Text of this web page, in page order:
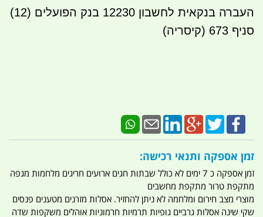
העברה בנקאית לחשבון 12230 בנק הפועלים (12)
סניף 673 (קיסריה)
זמן אספקה ותנאי רכישה:
זמן אספקה כ 7 ימים לא כולל שבתות חגים ארועים חריגים מלחמות מגפה
מתקפת טרור מתקפת מחשבים
מוצרי מצב חירום ומלחמה לא ניתן להחזיר. אסלות מזרנים מטענים פנסים
שקי שינה אסלות גרביים גופיות תרמיות חרמוניות אוהלים משקפות שדה